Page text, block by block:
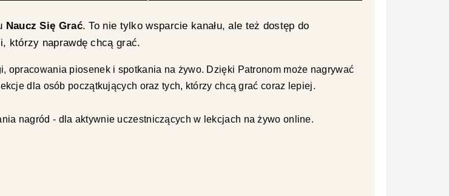
Naucz Się Grać. To nie tylko wsparcie kanału, ale też dostęp do
którzy naprawdę chcą grać.
opracowania piosenek i spotkania na żywo. Dzięki Patronom może nagrywać
dla osób początkujących oraz tych, którzy chcą grać coraz lepiej.
nagród - dla aktywnie uczestniczących w lekcjach na żywo online.